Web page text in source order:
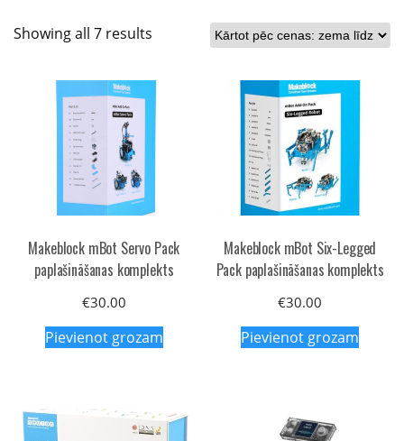
Showing all 7 results
price:
low
to
high
Makeblock mBot Servo Pack
paplašināšanas komplekts
€30.00
Pievienot grozam
Makeblock mBot Six-Legged
Pack paplašināšanas komplekts
€30.00
Pievienot grozam